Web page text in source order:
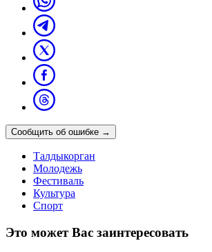
Сообщить об ошибке →
Талдыкорган
Молодежь
Фестиваль
Культура
Спорт
Это может Вас заинтересовать